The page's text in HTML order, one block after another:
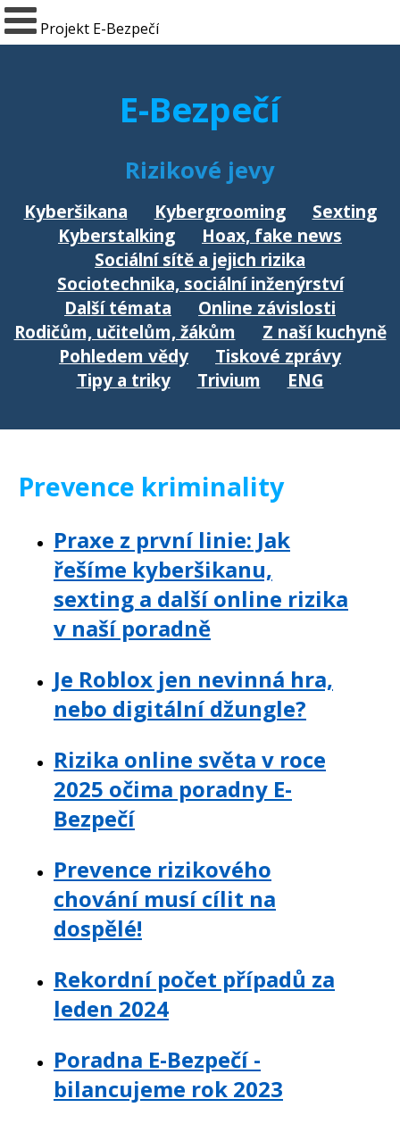
Projekt E-Bezpečí
E-Bezpečí
Rizikové jevy
Kyberšikana Kybergrooming
Sexting
Kyberstalking
Hoax, fake news
Sociální sítě a jejich rizika
Sociotechnika, sociální inženýrství
Další témata
Online závislosti
Rodičům, učitelům, žákům
Z naší kuchyně
Pohledem vědy
Tiskové zprávy
Tipy a triky
Trivium ENG
Prevence kriminality
Praxe z první linie: Jak
řešíme kyberšikanu,
sexting a další online rizika
v naší poradně
Je Roblox jen nevinná hra,
nebo digitální džungle?
Rizika online světa v roce
2025 očima poradny E-
Bezpečí
Prevence rizikového
chování musí cílit na
dospělé!
Rekordní počet případů za
leden 2024
Poradna E-Bezpečí -
bilancujeme rok 2023